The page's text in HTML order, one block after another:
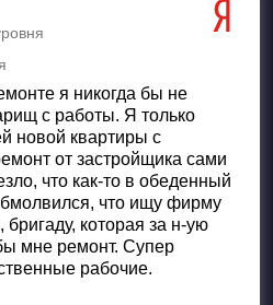
я никогда бы не
с работы. Я только
новой квартиры с
от застройщика сами
что как-то в обеденный
что ищу фирму
которая за н-ую
мне ремонт. Супер
рабочие.